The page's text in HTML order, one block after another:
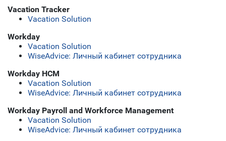
Vacation Tracker
Vacation Solution
Workday
Vacation Solution
WiseAdvice: Личный кабинет сотрудника
Workday HCM
Vacation Solution
WiseAdvice: Личный кабинет сотрудника
Workday Payroll and Workforce Management
Vacation Solution
WiseAdvice: Личный кабинет сотрудника